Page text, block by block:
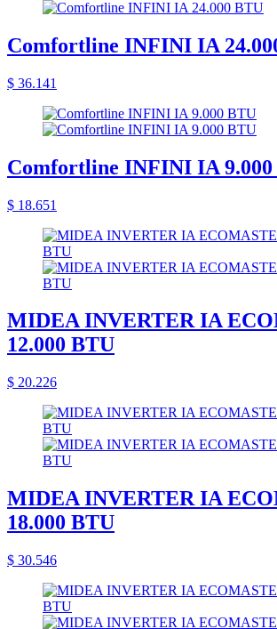
Comfortline INFINI IA
$ 36.141
Comfortline INFINI IA
$ 18.651
MIDEA INVERTER IA
12.000 BTU
$ 20.226
MIDEA INVERTER IA
18.000 BTU
$ 30.546